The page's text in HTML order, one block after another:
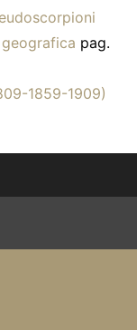
pag.
1859-1909)